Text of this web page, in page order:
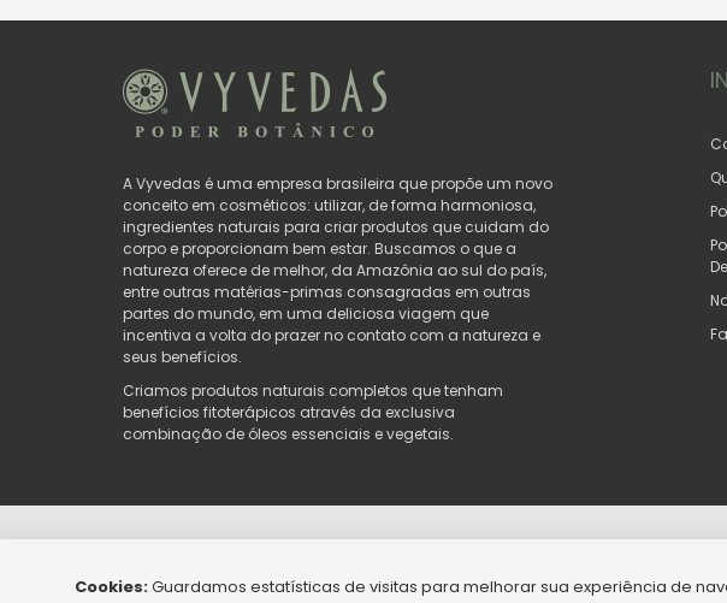
A Vyvedas é uma empresa brasileira que propõe um novo
conceito em cosméticos: utilizar, de forma harmoniosa,
ingredientes naturais para criar produtos que cuidam do
corpo e proporcionam bem estar. Buscamos o que a
natureza oferece de melhor, da Amazônia ao sul do país,
entre outras matérias-primas consagradas em outras
partes do mundo, em uma deliciosa viagem que
incentiva a volta do prazer no contato com a natureza e
seus benefícios.
Criamos produtos naturais completos que tenham
benefícios fitoterápicos através da exclusiva
combinação de óleos essenciais e vegetais.
Cookies:Guardamos estatísticas de visitas para melhorar sua experiência de